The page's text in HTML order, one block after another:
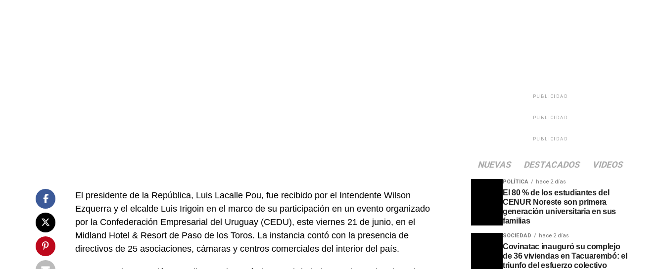
El presidente de la República, Luis Lacalle Pou, fue recibido por el Intendente Wilson
Ezquerra y el elcalde Luis Irigoin en el marco de su participación en un evento organizado
por la Confederación Empresarial del Uruguay (CEDU), este viernes 21 de junio, en el
Midland Hotel & Resort de Paso de los Toros. La instancia contó con la presencia de
directivos de 25 asociaciones, cámaras y centros comerciales del interior del país.
PUBLICIDAD
PUBLICIDAD
PUBLICIDAD
NUEVAS DESTACADOS VIDEOS
POLÍTICA hace 2 días
El 80 % de los estudiantes del
CENUR Noreste son primera
generación universitaria en sus
familias
SOCIEDAD hace 2 días
Covinatac inauguró su complejo
de 36 viviendas en Tacuarembó: el
triunfo del esfuerzo colectivo